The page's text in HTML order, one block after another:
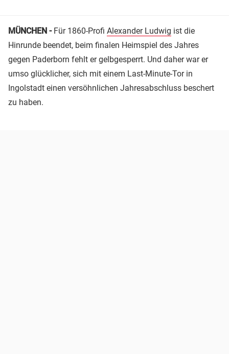
MÜNCHEN - Für 1860-Profi Alexander Ludwig ist die
Hinrunde beendet, beim finalen Heimspiel des Jahres
gegen Paderborn fehlt er gelbgesperrt. Und daher war er
umso glücklicher, sich mit einem Last-Minute-Tor in
Ingolstadt einen versöhnlichen Jahresabschluss beschert
zu haben.